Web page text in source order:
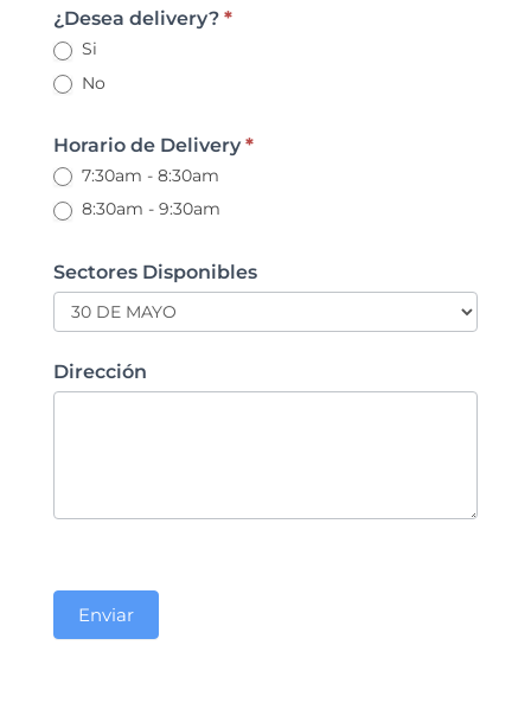
¿Desea delivery? *
Si
No
Horario de Delivery *
7:30am - 8:30am
8:30am - 9:30am
Sectores Disponibles
Dirección
Enviar